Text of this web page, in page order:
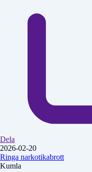
Dela
2026-02-20
Ringa narkotikabrott
Kumla